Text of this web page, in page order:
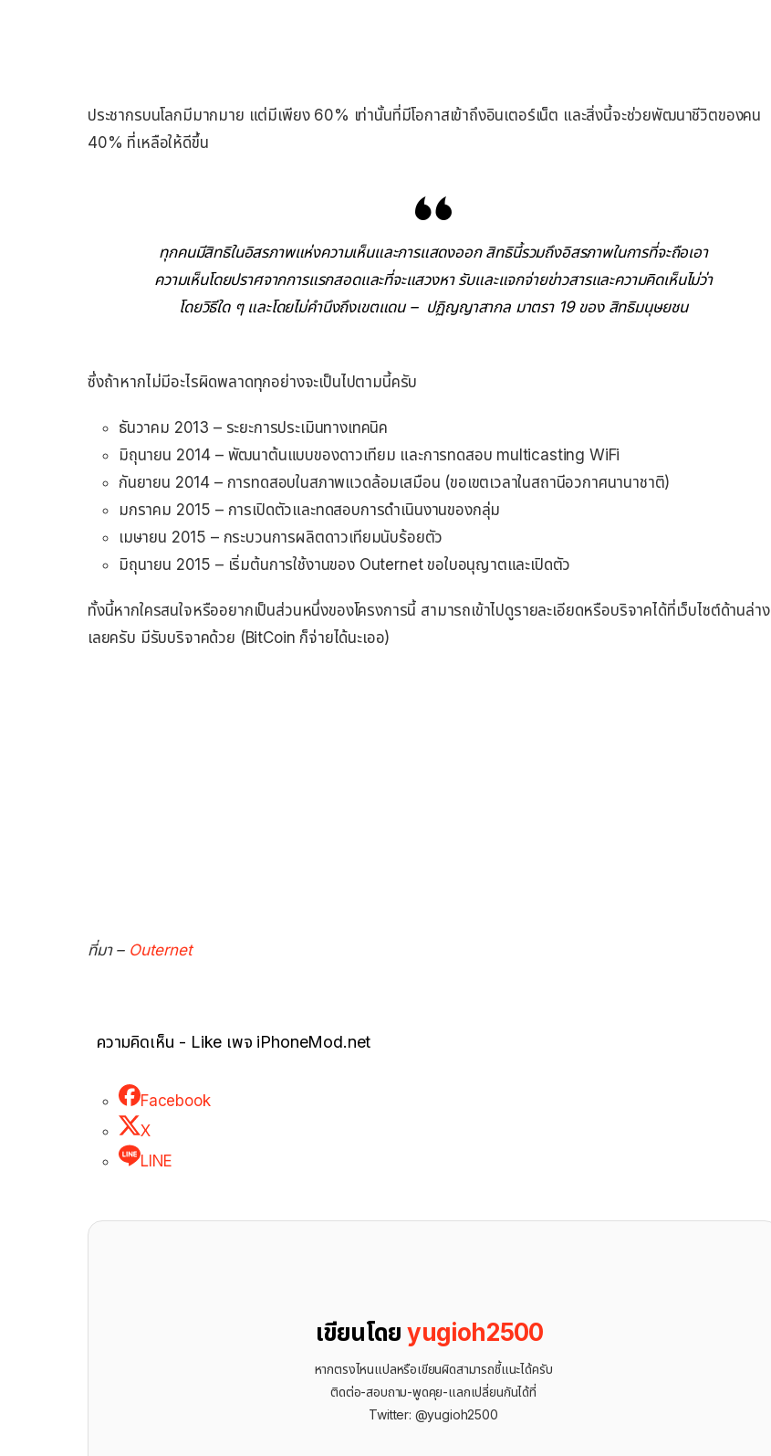
ประชากรบนโลกมีมากมาย แต่มีเพียง 60% เท่านั้นที่มีโอกาสเข้าถึงอินเตอร์เน็ต และสิ่งนี้จะช่วยพัฒนาชีวิตของคน
40% ที่เหลือให้ดีขึ้น
ทุกคนมีสิทธิในอิสรภาพแห่งความเห็นและการแสดงออก สิทธินี้รวมถึงอิสรภาพในการที่จะถือเอา
ความเห็นโดยปราศจากการแรกสอดและที่จะแสวงหา รับและแจกจ่ายข่าวสารและความคิดเห็นไม่ว่า
โดยวิธีใด ๆ และโดยไม่คำนึงถึงเขตแดน – ปฏิญญาสากล มาตรา 19 ของ สิทธิมนุษยชน
ซึ่งถ้าหากไม่มีอะไรผิดพลาดทุกอย่างจะเป็นไปตามนี้ครับ
ธันวาคม 2013 – ระยะการประเมินทางเทคนิค
มิถุนายน 2014 – พัฒนาต้นแบบของดาวเทียม และการทดสอบ multicasting WiFi
กันยายน 2014 – การทดสอบในสภาพแวดล้อมเสมือน (ขอเขตเวลาในสถานีอวกาศนานาชาติ)
มกราคม 2015 – การเปิดตัวและทดสอบการดำเนินงานของกลุ่ม
เมษายน 2015 – กระบวนการผลิตดาวเทียมนับร้อยตัว
มิถุนายน 2015 – เริ่มต้นการใช้งานของ Outernet ขอใบอนุญาตและเปิดตัว
ทั้งนี้หากใครสนใจหรืออยากเป็นส่วนหนึ่งของโครงการนี้ สามารถเข้าไปดูรายละเอียดหรือบริจาคได้ที่เว็บไซต์ด้านล่าง
เลยครับ มีรับบริจาคด้วย (BitCoin ก็จ่ายได้นะเออ)
ที่มา – Outernet
ความคิดเห็น - Like เพจ iPhoneMod.net
Facebook
X
LINE
เขียนโดยyugioh2500
หากตรงไหนแปลหรือเขียนผิดสามารถชี้แนะได้ครับ
ติดต่อ-สอบถาม-พูดคุย-แลกเปลี่ยนกันได้ที่
Twitter: @yugioh2500